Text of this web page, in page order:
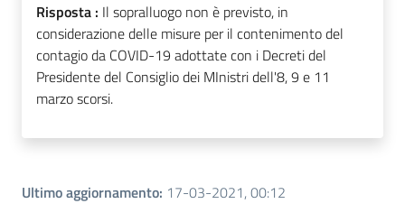
Risposta : Il sopralluogo non è previsto, in
considerazione delle misure per il contenimento del
contagio da COVID-19 adottate con i Decreti del
Presidente del Consiglio dei MInistri dell'8, 9 e 11
marzo scorsi.
Ultimo aggiornamento: 17-03-2021, 00:12